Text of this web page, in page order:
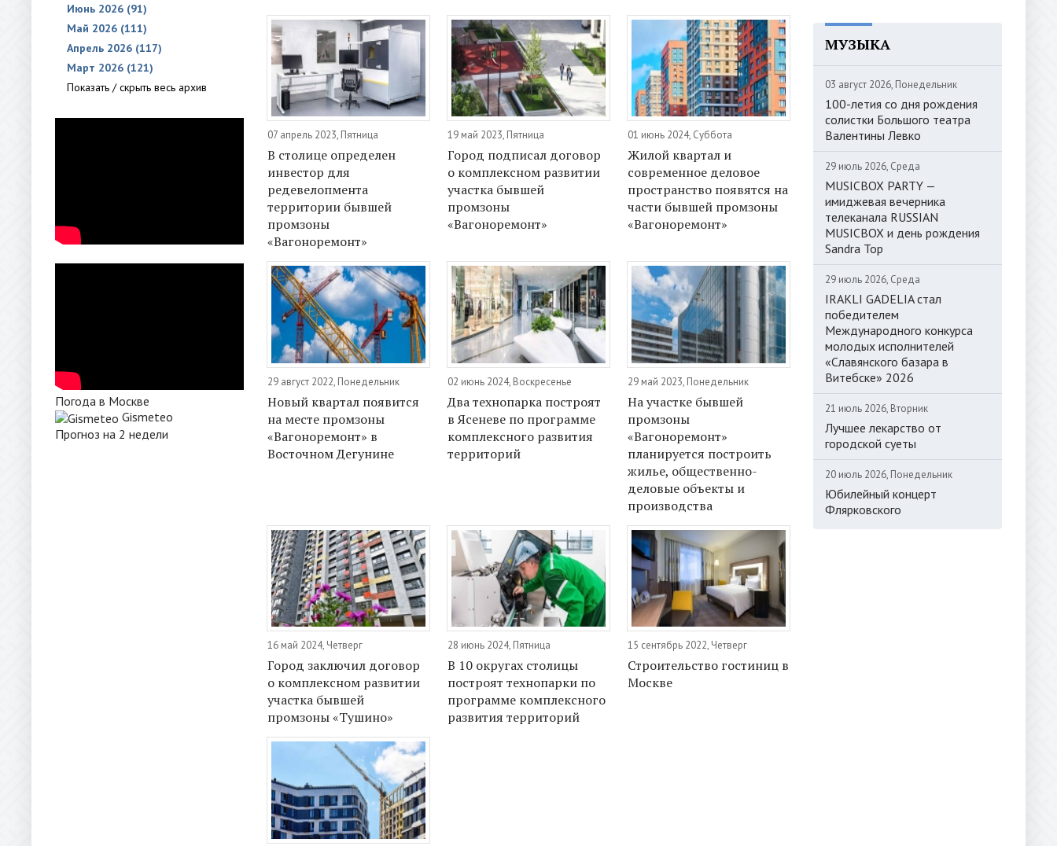
Июнь 2026 (91)
Май 2026 (111)
Апрель 2026 (117)
Март 2026 (121)
Показать / скрыть весь архив
Погода в Москве
Gismeteo
Прогноз на 2 недели
07 апрель 2023, Пятница
В столице определен
инвестор для
редевелопмента
территории бывшей
промзоны
«Вагоноремонт»
19 май 2023, Пятница
Город подписал договор
о комплексном развитии
участка бывшей
промзоны
«Вагоноремонт»
01 июнь 2024, Суббота
Жилой квартал и
современное деловое
пространство появятся на
части бывшей промзоны
«Вагоноремонт»
29 август 2022, Понедельник
Новый квартал появится
на месте промзоны
«Вагоноремонт» в
Восточном Дегунине
02 июнь 2024, Воскресенье
Два технопарка построят
в Ясеневе по программе
комплексного развития
территорий
29 май 2023, Понедельник
На участке бывшей
промзоны
«Вагоноремонт»
планируется построить
жилье, общественно-
деловые объекты и
производства
16 май 2024, Четверг
Город заключил договор
о комплексном развитии
участка бывшей
промзоны «Тушино»
28 июнь 2024, Пятница
В 10 округах столицы
построят технопарки по
программе комплексного
развития территорий
15 сентябрь 2022, Четверг
Строительство гостиниц в
Москве
МУЗЫКА
03 август 2026, Понедельник
100-летия со дня рождения
солистки Большого театра
Валентины Левко
29 июль 2026, Среда
MUSICBOX PARTY —
имиджевая вечерника
телеканала RUSSIAN
MUSICBOX и день рождения
Sandra Top
29 июль 2026, Среда
IRAKLI GADELIA стал
победителем
Международного конкурса
молодых исполнителей
«Славянского базара в
Витебске» 2026
21 июль 2026, Вторник
Лучшее лекарство от
городской суеты
20 июль 2026, Понедельник
Юбилейный концерт
Флярковского